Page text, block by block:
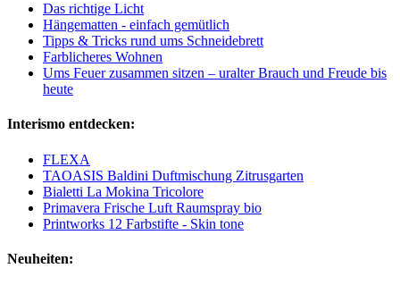
Das richtige Licht
Hängematten - einfach gemütlich
Tipps & Tricks rund ums Schneidebrett
Farblicheres Wohnen
Ums Feuer zusammen sitzen – uralter Brauch und Freude bis
heute
Interismo entdecken:
FLEXA
TAOASIS Baldini Duftmischung Zitrusgarten
Bialetti La Mokina Tricolore
Primavera Frische Luft Raumspray bio
Printworks 12 Farbstifte - Skin tone
Neuheiten: